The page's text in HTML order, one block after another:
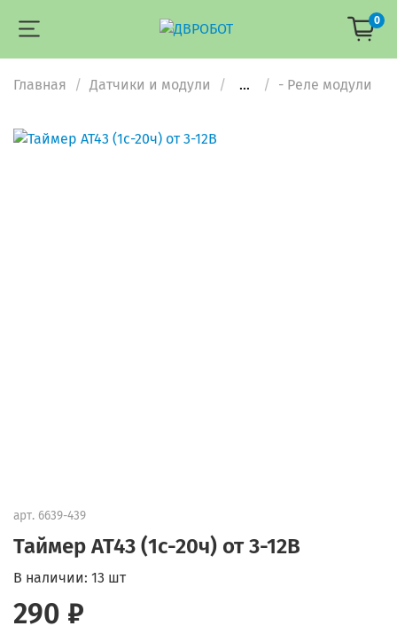
0
Главная Датчики и модули ... - Реле модули
арт. 6639-439
Таймер AT43 (1с-20ч) от 3-12В
В наличии: 13 шт
290 ₽